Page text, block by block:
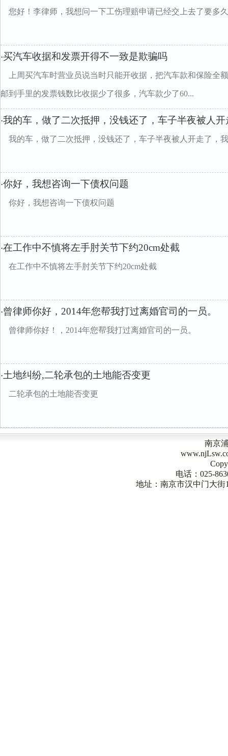
您好！李律师，我想问一下工伤理赔申请已经交上去了要多
·买汽车收据和发票开得不一致是欺骗吗
上周买汽车时营业员说当时只能开收据，把汽车款和保险全
邮到手里的发票钱数比收据少了很多，汽车款少了60...
·我的车，做了二次抵押，没钱还了，车子半夜被人开
我的车，做了二次抵押，没钱还了，车子半夜被人开走了，我
·你好，我想咨询一下债权问题
你好，我想咨询一下债权问题
·在工作中不慎将左手肘关节下约20cm处截
在工作中不慎将左手肘关节下约20cm处截
·曾律师你好，2014年您帮我打过离婚官司的一员。
曾律师你好！，2014年您帮我打过离婚官司的一员。
·土地纠纷,二轮承包的土地能否变更
二轮承包的土地能否变更
南京
电话：025-
地址：南京市汉中门大